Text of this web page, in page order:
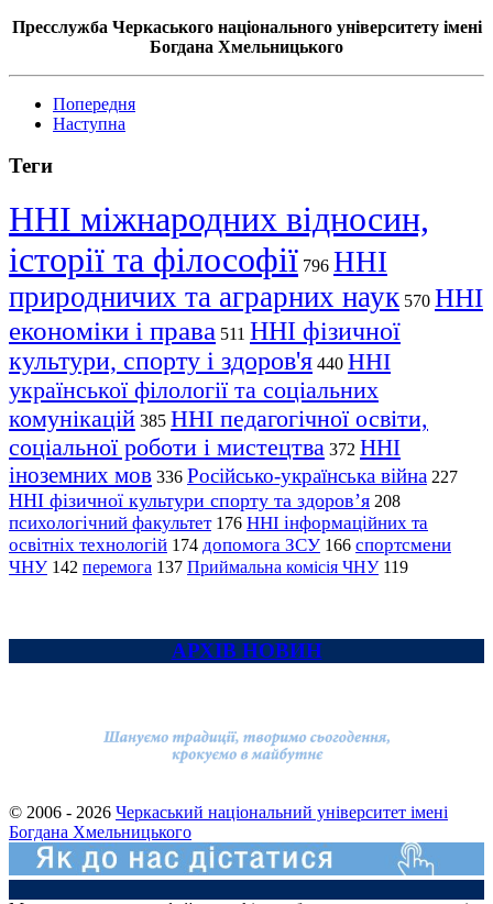
Пресслужба Черкаського національного університету імені
Богдана Хмельницького
Попередня
Наступна
Теги
ННІ міжнародних відносин,
історії та філософії 796 ННІ
природничих та аграрних наук 570 ННІ
економіки і права 511 ННІ фізичної
культури, спорту і здоров'я 440 ННІ
української філології та соціальних
комунікацій 385 ННІ педагогічної освіти,
соціальної роботи і мистецтва 372 ННІ
іноземних мов 336 Російсько-українська війна 227
ННІ фізичної культури спорту та здоров’я 208
психологічний факультет 176 ННІ інформаційних та
освітніх технологій 174 допомога ЗСУ 166 спортсмени
ЧНУ 142 перемога 137 Приймальна комісія ЧНУ 119
АРХІВ НОВИН
© 2006 - 2026 Черкаський національний університет імені
Богдана Хмельницького